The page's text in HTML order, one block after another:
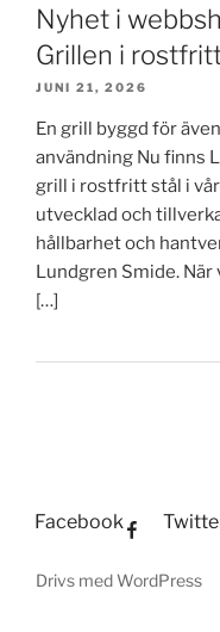
Nyhet i
Grillen i
JUNI 21, 2026
En grill byggd för
användning Nu finns
grill i rostfritt stål i
utvecklad och
hållbarhet och
Lundgren Smide.
[…]
Facebook
Drivs med WordPress